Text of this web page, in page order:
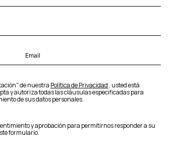
de nuestra Política de Privacidad , usted está
y autoriza todas las cláusulas especificadas para
de sus datos personales.
y aprobación para permitirnos responder a su
formulario.